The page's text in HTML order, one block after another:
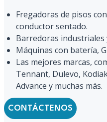
Fregadoras de pisos
conductor sentado.
Barredoras
Máquinas con batería,
Las mejores marcas,
Tennant, Dulevo,
Advance y muchas más.
CONTÁCTENOS